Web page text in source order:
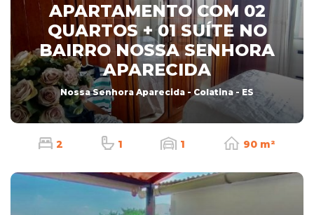
APARTAMENTO COM 02
QUARTOS + 01 SUÍTE NO
BAIRRO NOSSA SENHORA
APARECIDA
Nossa Senhora Aparecida - Colatina - ES
2 1 1 90 m²